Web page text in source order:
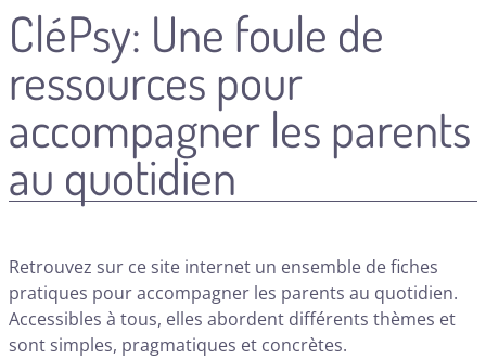
CléPsy: Une foule de
ressources pour
accompagner les parents
au quotidien
Retrouvez sur ce site internet un ensemble de fiches
pratiques pour accompagner les parents au quotidien.
Accessibles à tous, elles abordent différents thèmes et
sont simples, pragmatiques et concrètes.